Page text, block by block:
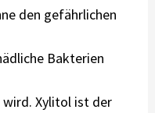
den gefährlichen
Bakterien
Xylitol ist der